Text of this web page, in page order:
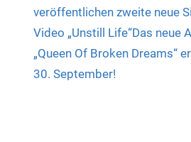
veröffentlichen zweite neue
Video „Unstill Life“Das neue
„Queen Of Broken Dreams“
30. September!